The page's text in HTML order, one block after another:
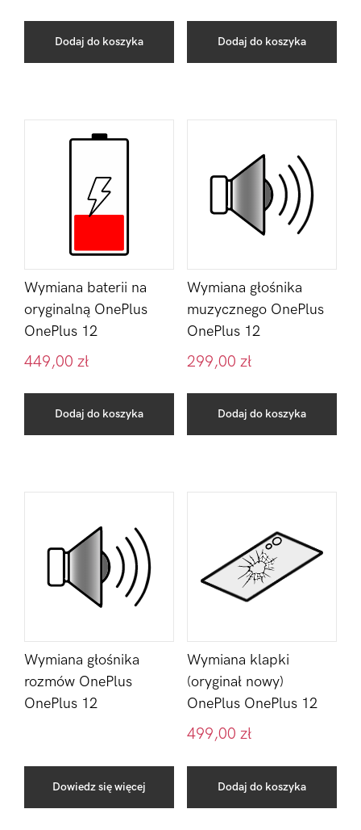
Dodaj do koszyka Dodaj do koszyka
Wymiana baterii na
oryginalną OnePlus
OnePlus 12
449,00 zł
Dodaj do koszyka
Wymiana głośnika
muzycznego OnePlus
OnePlus 12
299,00 zł
Dodaj do koszyka
Wymiana głośnika
rozmów OnePlus
OnePlus 12
Dowiedz się więcej
Wymiana klapki
(oryginał nowy)
OnePlus OnePlus 12
499,00 zł
Dodaj do koszyka